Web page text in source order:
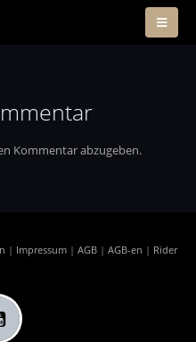
Kommentar abzugeben.
| Impressum | AGB | AGB-en | Rider